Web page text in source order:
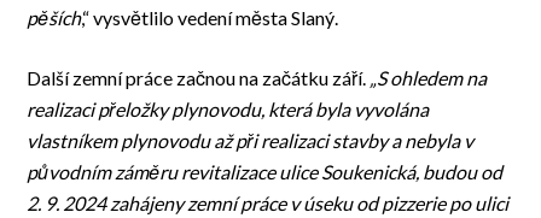
pěších,“ vysvětlilo vedení města Slaný.
Další zemní práce začnou na začátku září. „S ohledem na
realizaci přeložky plynovodu, která byla vyvolána
vlastníkem plynovodu až při realizaci stavby a nebyla v
původním záměru revitalizace ulice Soukenická, budou od
2. 9. 2024 zahájeny zemní práce v úseku od pizzerie po ulici